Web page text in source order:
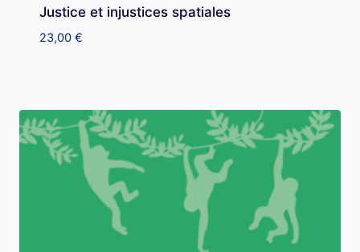
Justice et injustices spatiales
23,00 €